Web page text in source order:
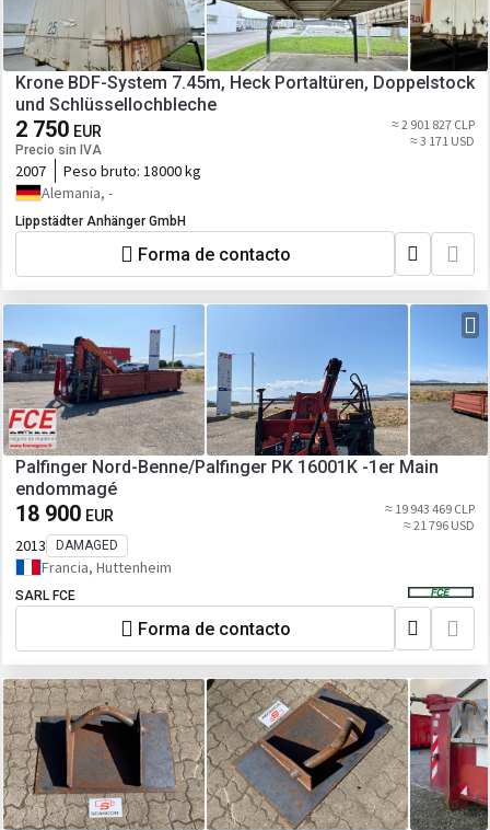
Krone BDF-System 7.45m, Heck Portaltüren, Doppelstock
und Schlüssellochbleche
2 750 EUR
Precio sin IVA
≈ 2 901 827 CLP
≈ 3 171 USD
2007 Peso bruto: 18000 kg
Alemania, -
Lippstädter Anhänger GmbH
Forma de contacto
Palfinger Nord-Benne/Palfinger PK 16001K -1er Main
endommagé
18 900 EUR
≈ 19 943 469 CLP
≈ 21 796 USD
2013 DAMAGED
Francia, Huttenheim
SARL FCE
Forma de contacto